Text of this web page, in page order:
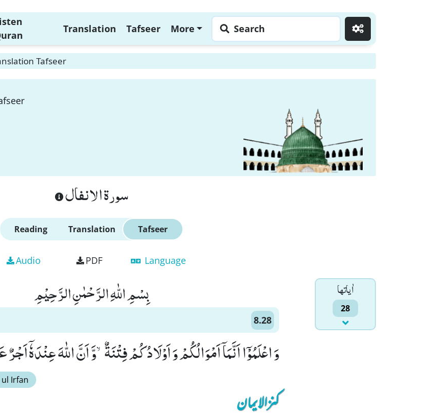
Translation Tafseer More Search
Tafseer
سورة الانفال
Reading Translation Tafseer
Audio PDF Language
اٰياتها
28
بِسْمِ اللّٰهِ الرَّحْمٰنِ الرَّحِیْمِ
8.28
وَ اعْلَمُوْۤا اَنَّمَاۤ اَمْوَالُكُمْ وَ اَوْلَادُكُمْ فِتْنَةٌۙ-وَّ اَنَّ اللّٰهَ عِنْدَهٗۤ اَجْرٌ
ul Irfan
کنزالایمان